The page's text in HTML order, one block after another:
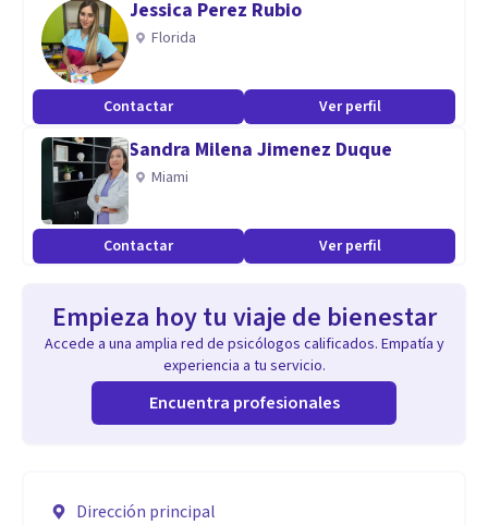
Jessica Perez Rubio
Florida
Contactar Ver perfil
Sandra Milena Jimenez Duque
Miami
Contactar Ver perfil
Empieza hoy tu viaje de bienestar
Accede a una amplia red de psicólogos calificados. Empatía y
experiencia a tu servicio.
Encuentra profesionales
Dirección principal